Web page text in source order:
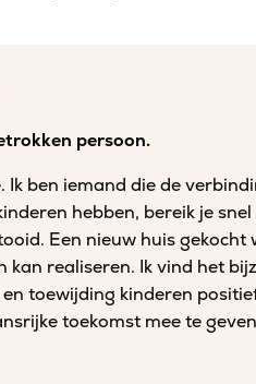
persoon.
ben iemand die de
hebben, bereik je
Een nieuw huis gekocht
realiseren. Ik vind het
toewijding kinderen
toekomst mee te